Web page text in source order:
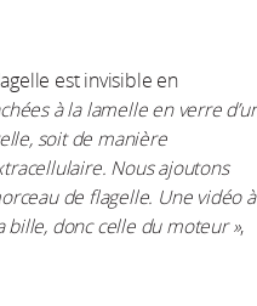
est invisible en
à la lamelle en verre
soit de manière
Nous ajoutons
de flagelle. Une vidéo à
bille, donc celle du moteur »,